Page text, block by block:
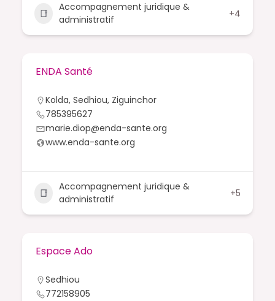
Accompagnement juridique &
administratif
+4
ENDA Santé
Kolda,Sedhiou, Ziguinchor
785395627
marie.diop@enda-sante.org
www.enda-sante.org
Accompagnement juridique &
administratif
+5
Espace Ado
Sedhiou
772158905